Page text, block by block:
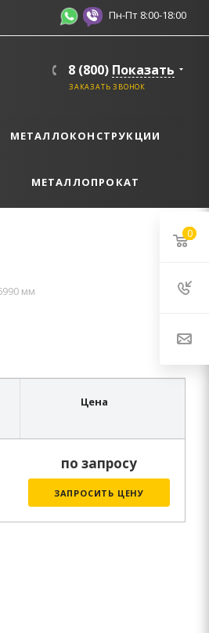
Пн-Пт 8:00-18:00
8 (800) Показать
ЗАКАЗАТЬ ЗВОНОК
МЕТАЛЛОКОНСТРУКЦИИ
МЕТАЛЛОПРОКАТ
мм
Цена
по запросу
ЗАПРОСИТЬ ЦЕНУ
0